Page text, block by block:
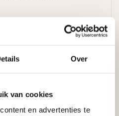
Over
van cookies
en advertenties te